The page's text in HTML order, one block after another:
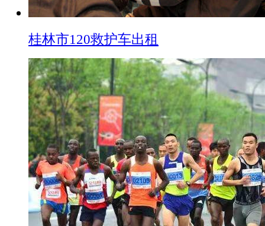
桂林市120救护车出租